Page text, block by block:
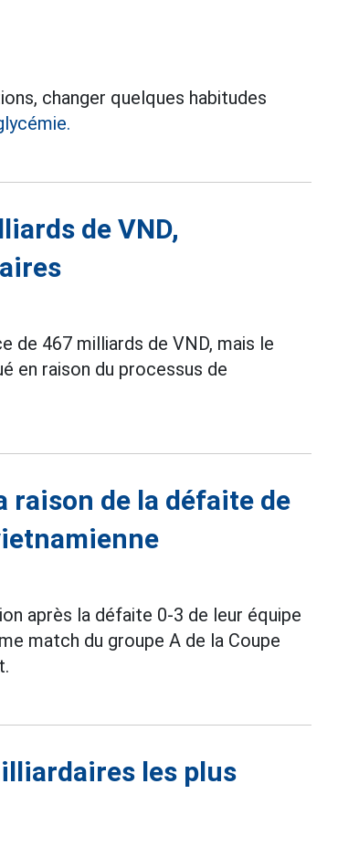
changer quelques habitudes
de VND,
de 467 milliards de VND, mais le
en raison du processus de
raison de la défaite de
après la défaite 0-3 de leur équipe
match du groupe A de la Coupe
les plus